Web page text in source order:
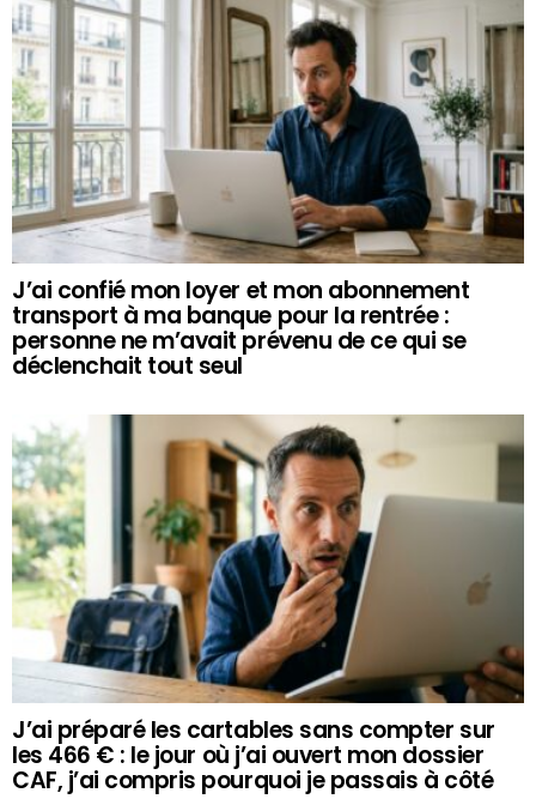
J’ai confié mon loyer et mon abonnement
transport à ma banque pour la rentrée :
personne ne m’avait prévenu de ce qui se
déclenchait tout seul
J’ai préparé les cartables sans compter sur
les 466 € : le jour où j’ai ouvert mon dossier
CAF, j’ai compris pourquoi je passais à côté